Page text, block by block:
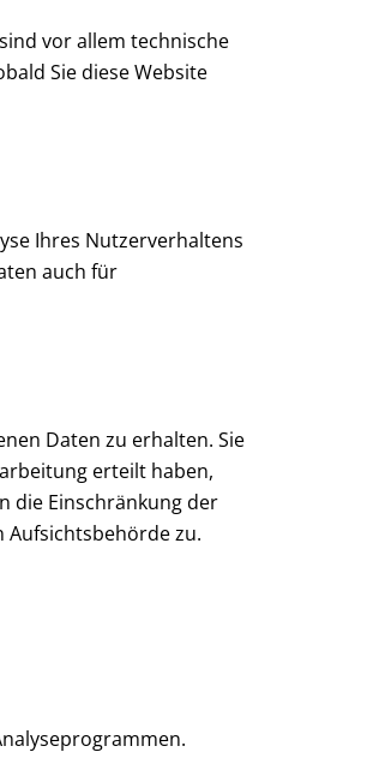
vor allem technische
Sie diese Website
Ihres Nutzerverhaltens
auch für
Daten zu erhalten. Sie
erteilt haben,
die Einschränkung der
Aufsichtsbehörde zu.